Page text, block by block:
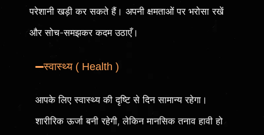
परेशानी खड़ी कर सकते हैं। अपनी क्षमताओं पर भरोसा रखें
और सोच-समझकर कदम उठाएँ।
स्वास्थ्य ( Health )
आपके लिए स्वास्थ्य की दृष्टि से दिन सामान्य रहेगा।
शारीरिक ऊर्जा बनी रहेगी, लेकिन मानसिक तनाव हावी हो